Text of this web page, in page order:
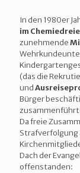
In den 1980er
im
zunehmende
(das die
und
Bürger
Da freie
Strafverfolgung
Dach der
offenstanden: